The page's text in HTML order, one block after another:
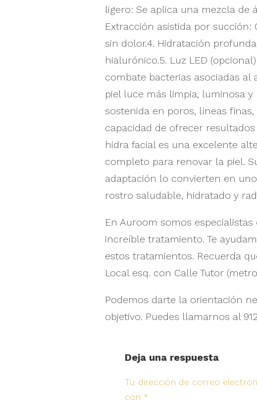
ligero: Se aplica una mezcla de
Extracción asistida por
sin dolor.4. Hidratación
hialurónico.5. Luz LED
combate bacterias asociadas al
piel luce más limpia, luminosa
sostenida en poros, líneas
capacidad de ofrecer
hidra facial es una excelente
completo para renovar la piel.
adaptación lo convierten en
rostro saludable, hidratado y
En Auroom somos
increíble tratamiento. Te
estos tratamientos. Recuerda
Local esq. con Calle Tutor
Podemos darte la orientación
objetivo. Puedes llamarnos al
Deja una respuesta
Tu dirección de correo
con *